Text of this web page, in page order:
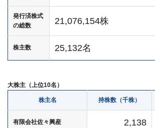
発行済株式
の総数
21,076,154株
株主数 25,132名
株主名 持株数（千株）
大株主（上位10名）
有限会社佐々興産 2,138